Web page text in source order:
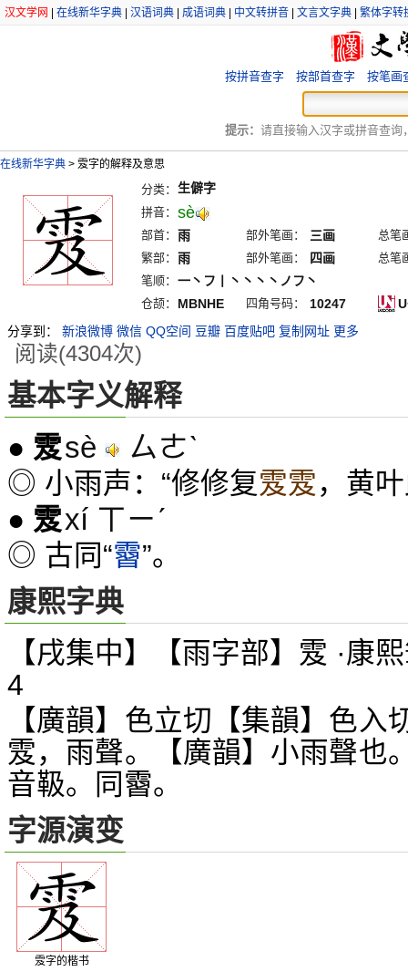
汉文学网 在线新华字典 汉语词典 成语词典 中文转拼音 文言文字典 繁体字转
按拼音查字 按部首查字 按笔画
提示： 请直接输入汉字或拼音查询
在线新华字典 > 雭字的解释及意思
分类： 生僻字
拼音： sè
部首： 雨 部外笔画： 三画
总笔
繁部： 雨 部外笔画： 四画
总笔
笔顺： 一丶フ丨丶丶丶丶ノフ丶
仓颉： MBNHE 四角号码： 10247
分享到：
新浪微博 微信 QQ空间 豆瓣 百度贴吧 复制网址 更多
阅读(4304次)
基本字义解释
● 雭sè ㄙㄜˋ
◎ 小雨声：“修修复雭雭，黄
● 雭xí ㄒㄧˊ
◎ 古同“霫”。
康熙字典
【戌集中】【雨字部】雭 ·康
4
【廣韻】色立切【集韻】色入
雭，雨聲。【廣韻】小雨聲
音靸。同霫。
字源演变
雭字的楷书